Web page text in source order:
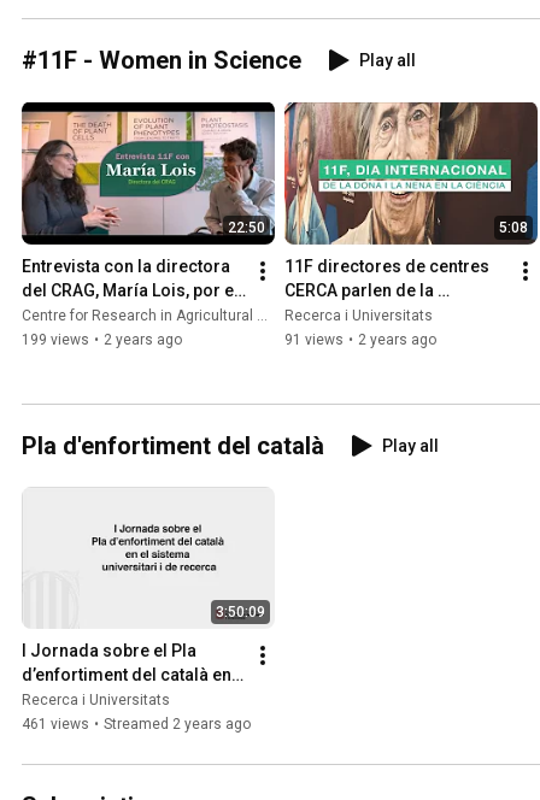
#11F - Women in Science Play all
22:50
Entrevista con la directora
del CRAG, María Lois, por el
11F
Centre for Research in Agricultural Genomics (CRAG)
199 views • 2 years ago
5:08
11F directores de centres
CERCA parlen de la
importància d'assolir
l'equitat en els llocs
Recerca i Universitats
91 views • 2 years ago
Pla d'enfortiment del català Play all
3:50:09
I Jornada sobre el Pla
d’enfortiment del català en
el sistema universitari i de
recerca
Recerca i Universitats
461 views • Streamed 2 years ago